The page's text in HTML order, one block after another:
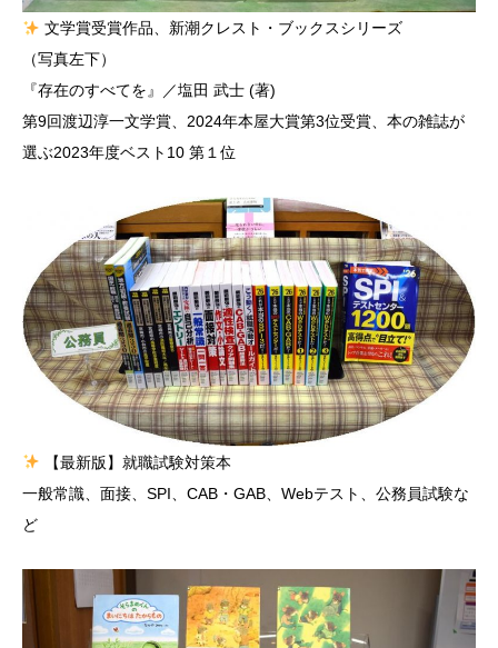
文学賞受賞作品、新潮クレスト・ブックスシリーズ
（写真左下）
『存在のすべてを』／塩田 武士 (著)
第9回渡辺淳一文学賞、2024年本屋大賞第3位受賞、本の雑誌が
選ぶ2023年度ベスト10 第１位
【最新版】就職試験対策本
一般常識、面接、SPI、CAB・GAB、Webテスト、公務員試験な
ど